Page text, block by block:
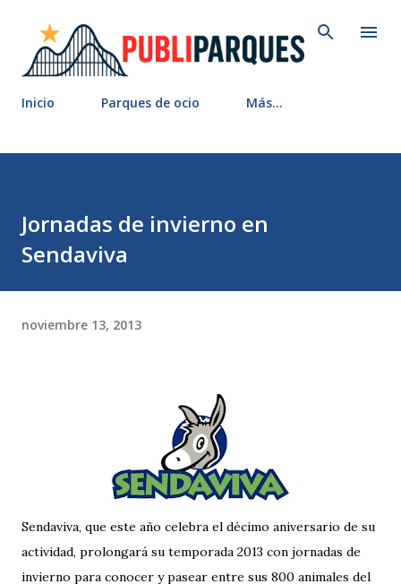
Inicio Parques de ocio Más…
Jornadas de invierno en
Sendaviva
noviembre 13, 2013
Sendaviva, que este año celebra el décimo aniversario de su
actividad, prolongará su temporada 2013 con jornadas de
invierno para conocer y pasear entre sus 800 animales del